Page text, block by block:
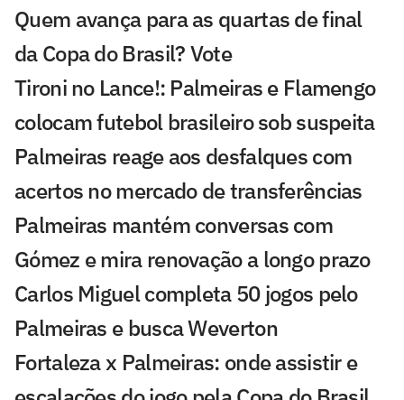
Quem avança para as quartas de final
da Copa do Brasil? Vote
Tironi no Lance!: Palmeiras e Flamengo
colocam futebol brasileiro sob suspeita
Palmeiras reage aos desfalques com
acertos no mercado de transferências
Palmeiras mantém conversas com
Gómez e mira renovação a longo prazo
Carlos Miguel completa 50 jogos pelo
Palmeiras e busca Weverton
Fortaleza x Palmeiras: onde assistir e